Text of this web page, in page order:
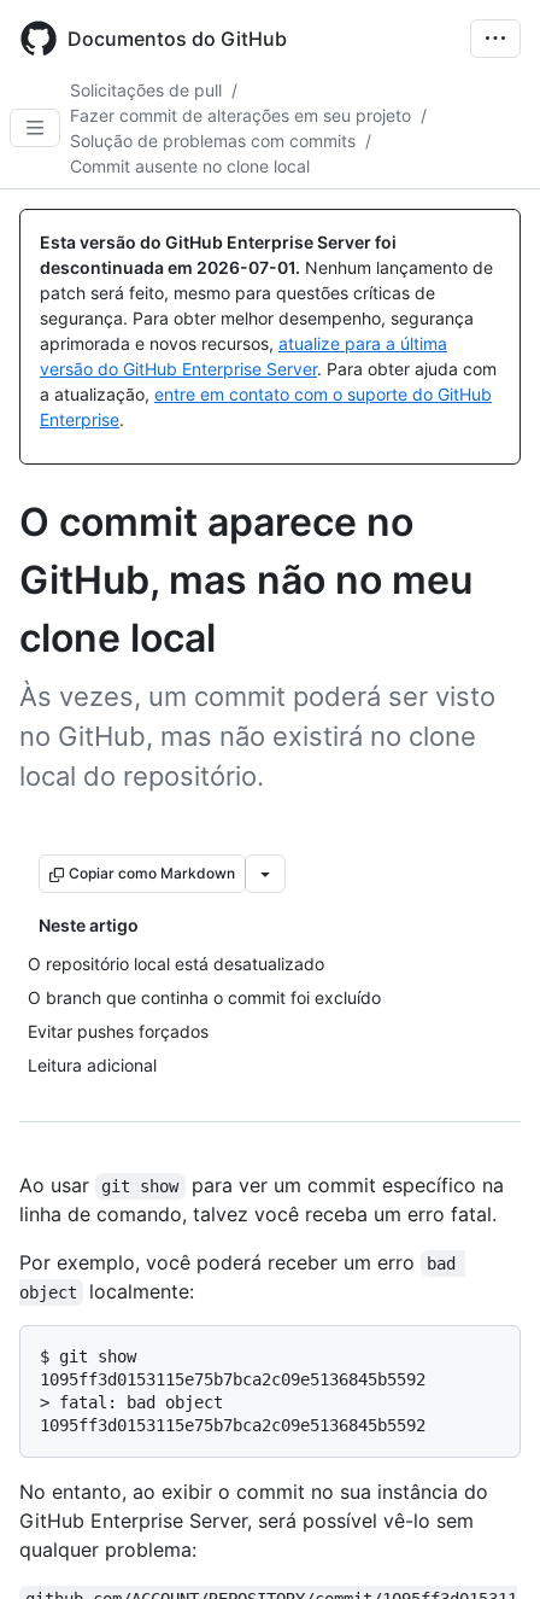
main
Documentos do GitHub
Solicitações de pull /
Fazer commit de alterações em seu projeto /
Solução de problemas com commits /
Commit ausente no clone local
Esta versão do GitHub Enterprise Server foi
descontinuada em 2026-07-01. Nenhum lançamento de
patch será feito, mesmo para questões críticas de
segurança. Para obter melhor desempenho, segurança
aprimorada e novos recursos, atualize para a última
versão do GitHub Enterprise Server. Para obter ajuda com
a atualização, entre em contato com o suporte do GitHub
Enterprise.
O commit aparece no
GitHub, mas não no meu
clone local
Às vezes, um commit poderá ser visto
no GitHub, mas não existirá no clone
local do repositório.
Copiar como Markdown
Neste artigo
O repositório local está desatualizado
O branch que continha o commit foi excluído
Evitar pushes forçados
Leitura adicional
Ao usar git show
para ver um commit específico na
linha de comando, talvez você receba um erro fatal.
Por exemplo, você poderá receber um erro
bad
object
localmente:
$ git show
1095ff3d0153115e75b7bca2c09e5136845b5592
> fatal: bad object
1095ff3d0153115e75b7bca2c09e5136845b5592
No entanto, ao exibir o commit no sua instância do
GitHub Enterprise Server, será possível vê-lo sem
qualquer problema: